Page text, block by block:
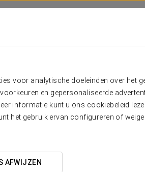
voor analytische doeleinden over het
en gepersonaliseerde
informatie kunt u ons cookiebeleid
het gebruik ervan configureren of
AFWIJZEN